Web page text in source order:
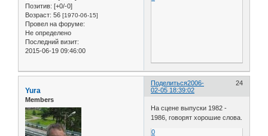
Позитив: [+0/-0]
Возраст: 56 [1970-06-15]
Провел на форуме:
Не определено
Последний визит:
2015-06-19 09:46:00
Поделиться 24
2006-
02-05 18:39:02
Yura
Members
На сцене выпуски 1982 -
1986, говорят хорошие слова.
0